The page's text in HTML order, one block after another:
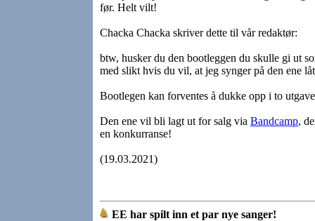
før. Helt vilt!
Chacka Chacka skriver dette til vår redaktør:
btw, husker du den bootleggen du skulle gi ut
med slikt hvis du vil, at jeg synger på den ene
Bootlegen kan forventes å dukke opp i to
Den ene vil bli lagt ut for salg via Bandcamp,
en konkurranse!
(19.03.2021)
EE har spilt inn et par nye sanger!